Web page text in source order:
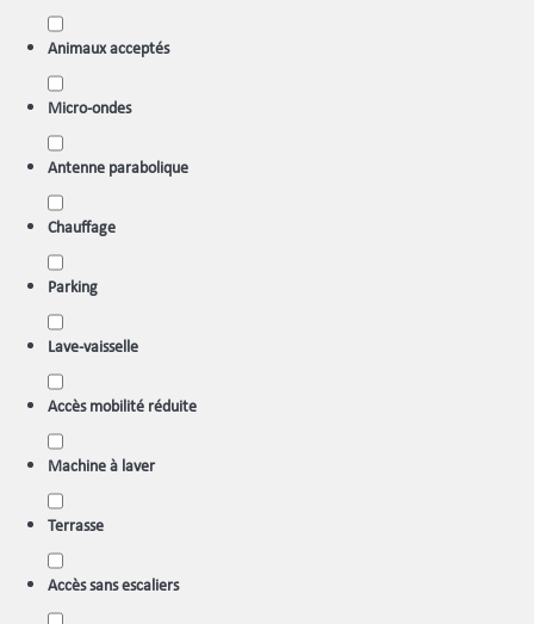
Animaux acceptés
Micro-ondes
Antenne parabolique
Chauffage
Parking
Lave-vaisselle
Accès mobilité réduite
Machine à laver
Terrasse
Accès sans escaliers